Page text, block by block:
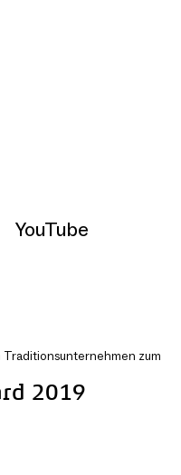
YouTube
Traditionsunternehmen zum
2019